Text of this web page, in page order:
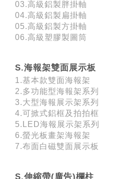
03.高級鋁製胖掛軸
04.高級鋁製扁掛軸
05.高級鋁製方掛軸
06.高級塑膠製圖筒
S.海報架雙面展示板
1.基本款雙面海報架
2.多功能型海報架系列
3.大型海報展示架系列
4.可掀式鋁框及拍拍框
5.LED海報展示架系列
6.螢光板畫架海報架
7.布面白磁雙面展示板
S.伸縮帶(廣告)欄柱